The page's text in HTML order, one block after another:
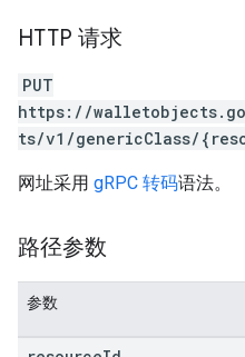
HTTP 请求
PUT
https://
ts/v1/genericClass/
网址采用 gRPC 转码语法。
路径参数
参数